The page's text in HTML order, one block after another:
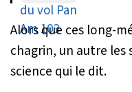
Alors que ces long-
chagrin, un autre les
science qui le dit.